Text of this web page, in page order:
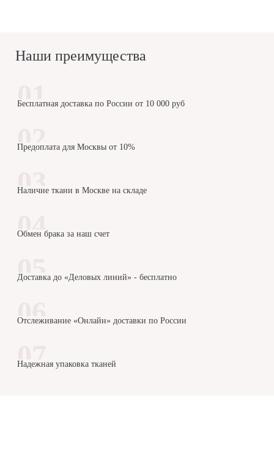
Наши преимущества
Бесплатная доставка по России от 10 000 руб
Предоплата для Москвы от 10%
Наличие ткани в Москве на складе
Обмен брака за наш счет
Доставка до «Деловых линий» - бесплатно
Отслеживание «Онлайн» доставки по России
Надежная упаковка тканей